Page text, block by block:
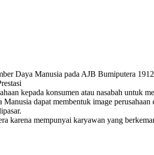
Daya Manusia pada AJB Bumiputera
kepada konsumen atau nasabah untuk
dapat membentuk image perusahaan
karena mempunyai karyawan yang